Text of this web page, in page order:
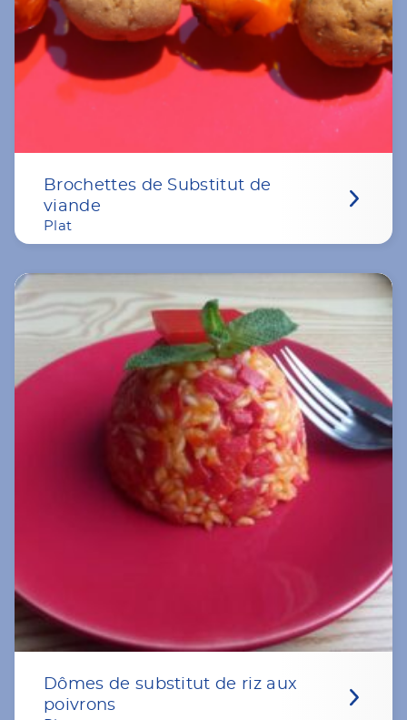
Brochettes de Substitut de
viande
Plat
Dômes de substitut de riz aux
poivrons